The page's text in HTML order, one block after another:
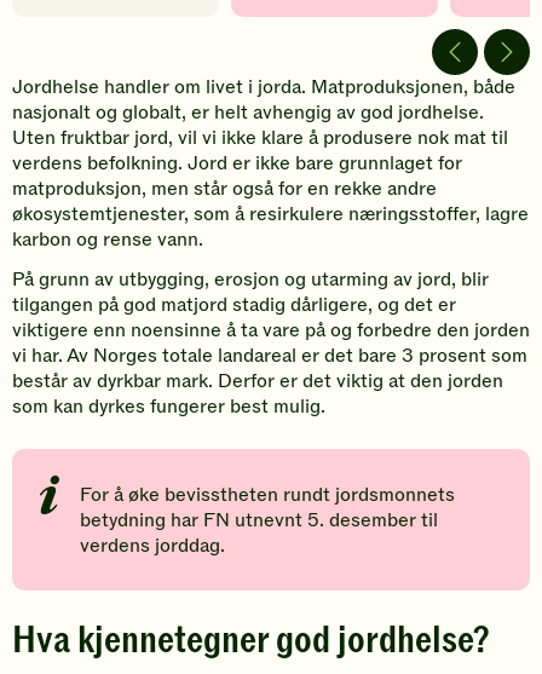
Jordhelse handler om livet i jorda. Matproduksjonen, både
nasjonalt og globalt, er helt avhengig av god jordhelse.
Uten fruktbar jord, vil vi ikke klare å produsere nok mat til
verdens befolkning. Jord er ikke bare grunnlaget for
matproduksjon, men står også for en rekke andre
økosystemtjenester, som å resirkulere næringsstoffer, lagre
karbon og rense vann.
På grunn av utbygging, erosjon og utarming av jord, blir
tilgangen på god matjord stadig dårligere, og det er
viktigere enn noensinne å ta vare på og forbedre den jorden
vi har. Av Norges totale landareal er det bare 3 prosent som
består av dyrkbar mark. Derfor er det viktig at den jorden
som kan dyrkes fungerer best mulig.
For å øke bevisstheten rundt jordsmonnets
betydning har FN utnevnt 5. desember til
verdens jorddag.
​Hva kjennetegner god jordhelse?